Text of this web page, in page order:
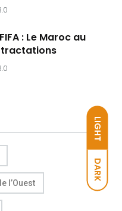
LIGHT
DARK
: Le Maroc au
l’Ouest